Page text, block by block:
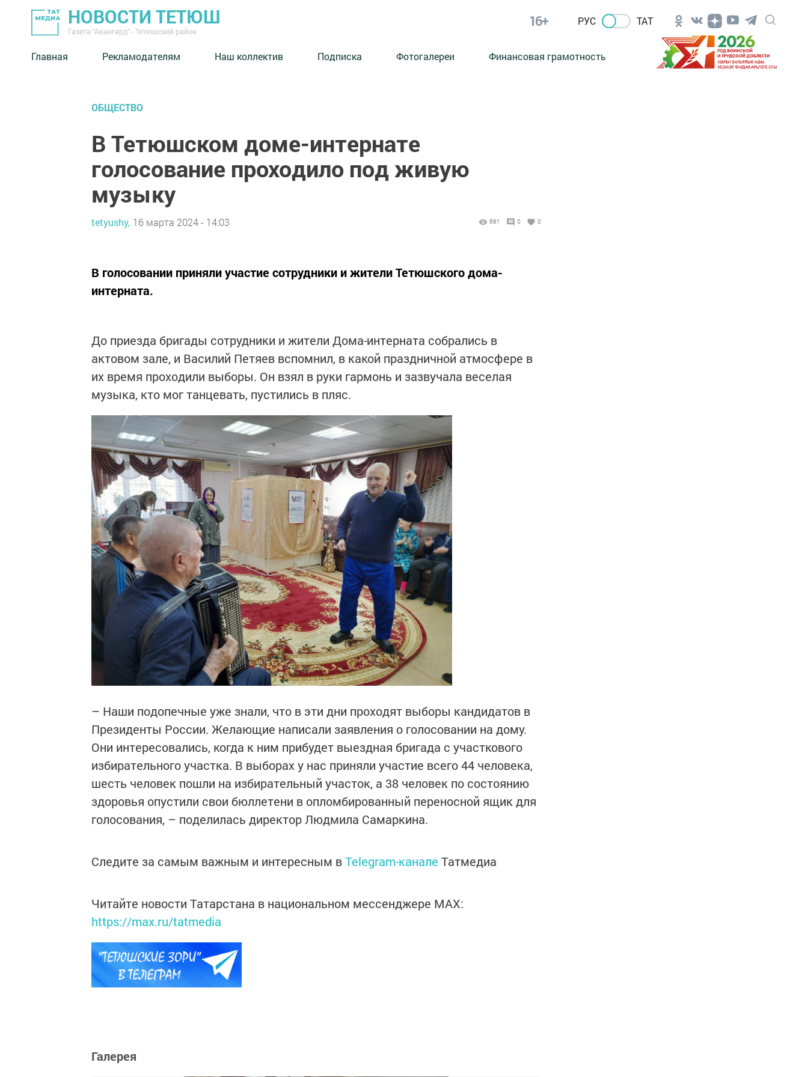
НОВОСТИ ТЕТЮШ
Газета "Авангард" - Тетюшский район
16+ РУС ТАТ
Главная Рекламодателям Наш коллектив Подписка Фотогалереи Финансовая грамотность
ОБЩЕСТВО
В Тетюшском доме-интернате
голосование проходило под живую
музыку
tetyushy, 16 марта 2024 - 14:03 661 0 0
В голосовании приняли участие сотрудники и жители Тетюшского дома-
интерната.
До приезда бригады сотрудники и жители Дома-интерната собрались в
актовом зале, и Василий Петяев вспомнил, в какой праздничной атмосфере в
их время проходили выборы. Он взял в руки гармонь и зазвучала веселая
музыка, кто мог танцевать, пустились в пляс.
– Наши подопечные уже знали, что в эти дни проходят выборы кандидатов в
Президенты России. Желающие написали заявления о голосовании на дому.
Они интересовались, когда к ним прибудет выездная бригада с участкового
избирательного участка. В выборах у нас приняли участие всего 44 человека,
шесть человек пошли на избирательный участок, а 38 человек по состоянию
здоровья опустили свои бюллетени в опломбированный переносной ящик для
голосования, – поделилась директор Людмила Самаркина.
Следите за самым важным и интересным вTelegram-канале Татмедиа
Читайте новости Татарстана в национальном мессенджере MАХ:
https://max.ru/tatmedia
Галерея